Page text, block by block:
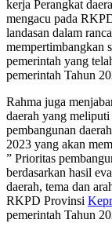
kerja Perangkat
mengacu pada
landasan dalam
mempertimbangkan
pemerintah yang
pemerintah Tahun
Rahma juga
daerah yang meliputi
pembangunan
2023 yang akan
” Prioritas
berdasarkan hasil
daerah, tema dan
RKPD Provinsi
pemerintah Tahun